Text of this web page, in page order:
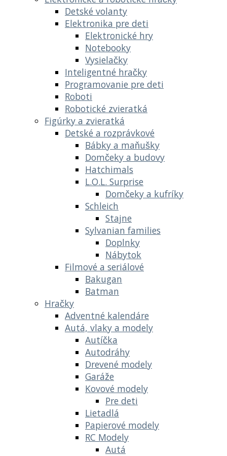
Detské volanty
Elektronika pre deti
Elektronické hry
Notebooky
Vysielačky
Inteligentné hračky
Programovanie pre deti
Roboti
Robotické zvieratká
Figúrky a zvieratká
Detské a rozprávkové
Bábky a maňušky
Domčeky a budovy
Hatchimals
L.O.L. Surprise
Domčeky a kufríky
Schleich
Stajne
Sylvanian families
Doplnky
Nábytok
Filmové a seriálové
Bakugan
Batman
Hračky
Adventné kalendáre
Autá, vlaky a modely
Autíčka
Autodráhy
Drevené modely
Garáže
Kovové modely
Pre deti
Lietadlá
Papierové modely
RC Modely
Autá